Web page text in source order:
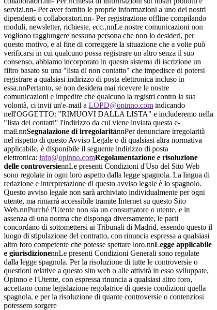
servizi.nn- Per aver fornito le proprie informazioni a uno dei nostri
dipendenti o collaboratori.nn- Per registrazione offline compilando
moduli, newsletter, richieste, ecc.,nnLe nostre comunicazioni non
vogliono raggiungere nessuna persona che non lo desideri, per
questo motivo, e al fine di correggere la situazione che a volte può
verificarsi in cui qualcuno possa registrare un altro senza il suo
consenso, abbiamo incorporato in questo sistema di iscrizione un
filtro basato su una "lista di non contatto" che impedisce di potersi
registrare a qualsiasi indirizzo di posta elettronica incluso in
essa.nnPertanto, se non desidera mai ricevere le nostre
comunicazioni e impedire che qualcuno la registri contro la sua
volontà, ci invii un'e-mail a LOPD@opinno.com indicando
nell'OGGETTO: "RIMUOVI DALLA LISTA" e includeremo nella
"lista dei contatti" l'indirizzo da cui viene inviata questa e-
mail.nnSegnalazione di irregolaritànnPer denunciare irregolarità
nel rispetto di questo Avviso Legale o di qualsiasi altra normativa
applicabile, è disponibile il seguente indirizzo di posta
elettronica: info@opinno.comRegolamentazione e risoluzione
delle controversiennLe presenti Condizioni d'Uso del Sito Web
sono regolate in ogni loro aspetto dalla legge spagnola. La lingua di
redazione e interpretazione di questo avviso legale è lo spagnolo.
Questo avviso legale non sarà archiviato individualmente per ogni
utente, ma rimarrà accessibile tramite Internet su questo Sito
Web.nnPurché l'Utente non sia un consumatore o utente, e in
assenza di una norma che disponga diversamente, le parti
concordano di sottomettersi ai Tribunali di Madrid, essendo questo il
luogo di stipulazione del contratto, con rinuncia espressa a qualsiasi
altro foro competente che potesse spettare loro.nnLegge applicabile
e giurisdizionennLe presenti Condizioni Generali sono regolate
dalla legge spagnola. Per la risoluzione di tutte le controversie o
questioni relative a questo sito web o alle attività in esso sviluppate,
Opinno e l'Utente, con espressa rinuncia a qualsiasi altro foro,
accettano come legislazione regolatrice di queste condizioni quella
spagnola, e per la risoluzione di quante controversie o contenziosi
potessero sorgere